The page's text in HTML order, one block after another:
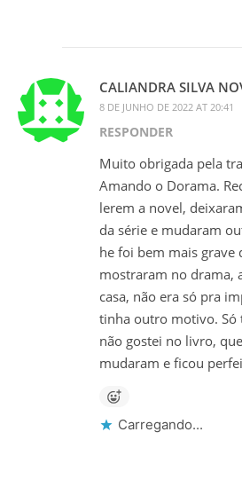
CALIANDRA SILVA
8 DE JUNHO DE 2022 AT 20:41
RESPONDER
Muito obrigada pela
Amando o Dorama.
lerem a novel,
da série e mudaram
he foi bem mais grave
mostraram no drama,
casa, não era só pra
tinha outro motivo. Só
não gostei no livro,
mudaram e ficou
Carregando...